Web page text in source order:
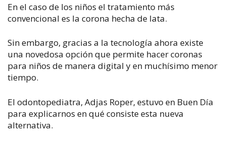
En el caso de los niños el tratamiento más
convencional es la corona hecha de lata.
Sin embargo, gracias a la tecnología ahora existe
una novedosa opción que permite hacer coronas
para niños de manera digital y en muchísimo menor
tiempo.
El odontopediatra, Adjas Roper, estuvo en Buen Día
para explicarnos en qué consiste esta nueva
alternativa.